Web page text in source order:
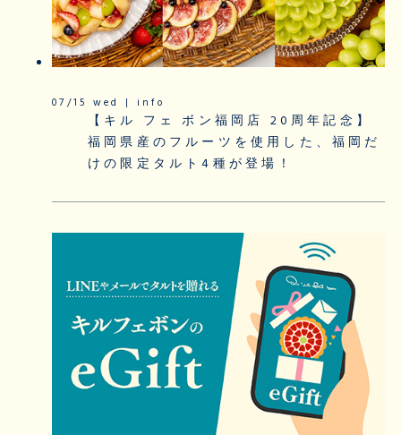
07/15 wed | info
【キル フェ ボン福岡店 20周年記念】
福岡県産のフルーツを使用した、福岡だ
けの限定タルト4種が登場！